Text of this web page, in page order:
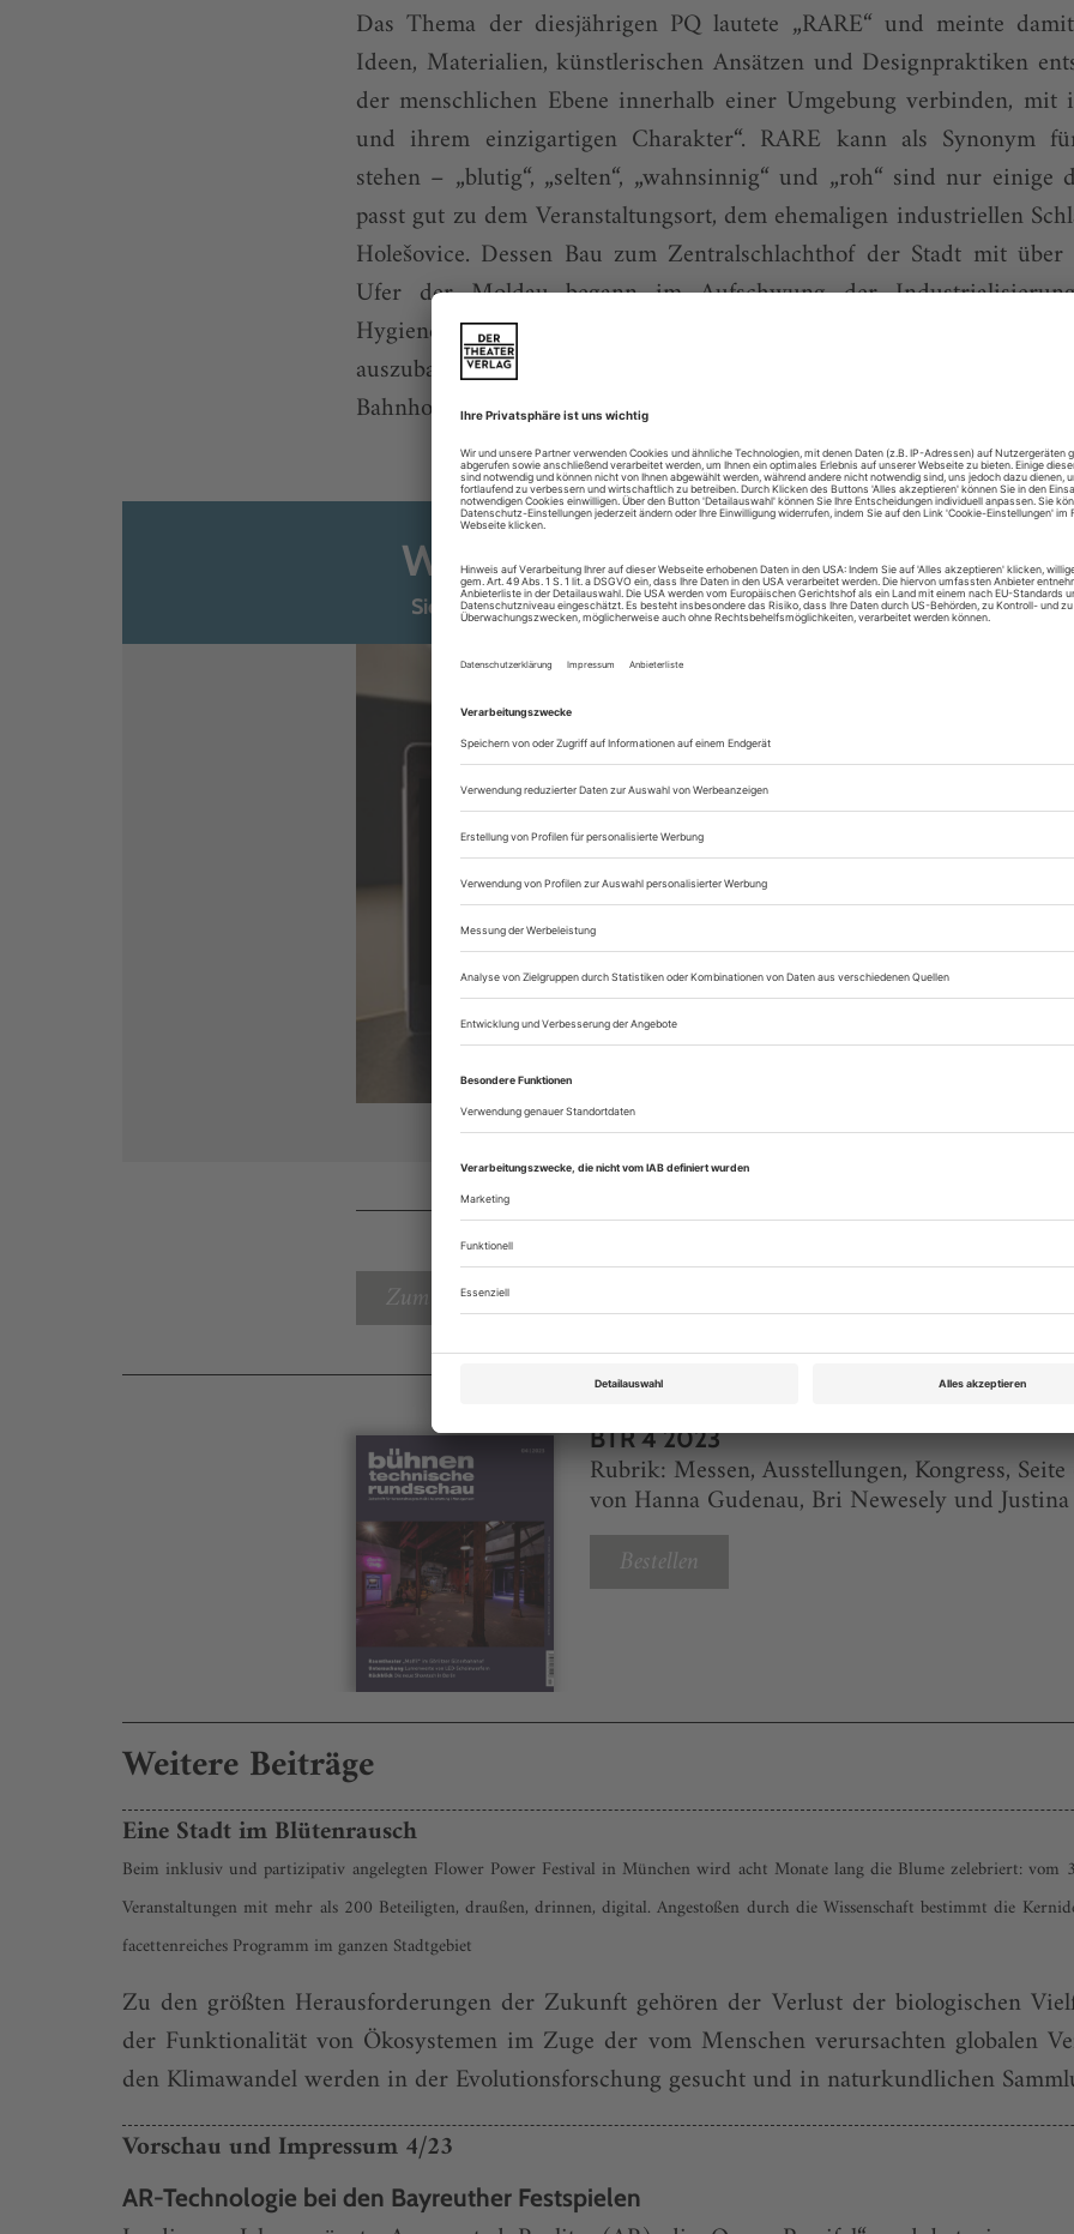
Das Thema der diesjährigen PQ lautete „RARE“ und meinte
Ideen, Materialien, künstlerischen Ansätzen und Designpraktiken
der menschlichen Ebene innerhalb einer Umgebung verbinden,
und ihrem einzigartigen Charakter“. RARE kann als Synonym
stehen – „blutig“, „selten“, „wahnsinnig“ und „roh“ sind nur einige
passt gut zu dem Veranstaltungsort, dem ehemaligen industriellen
Holešovice. Dessen Bau zum Zentralschlachthof der Stadt mit
Ufer der Moldau begann im Aufschwung der
Hygienestandards zu heben und die Fleischproduktion auf
auszubauen, wurde der Schlachthof aus dem Zentrum
Bahnhof für die ...
Weiterlesen mit dem digitalen
Sie sind bereits Abonnent der Bühnentechnischen Rundschau? Loggen
Alle
Lesegenuss auf
Zugang zum
Bühnentechnische
Sie können alle Vorteile
sofort nutzen
Zum Inhaltsverzeichnis
BTR 4 2023
Rubrik: Messen, Ausstellungen, Kongress,
von Hanna Gudenau, Bri Newesely und
Bestellen
Weitere Beiträge
Eine Stadt im Blütenrausch
Beim inklusiv und partizipativ angelegten Flower Power Festival in München wird acht Monate lang die Blume zelebriert:
Veranstaltungen mit mehr als 200 Beteiligten, draußen, drinnen, digital. Angestoßen durch die Wissenschaft bestimmt die
facettenreiches Programm im ganzen Stadtgebiet
Zu den größten Herausforderungen der Zukunft gehören der Verlust der biologischen
der Funktionalität von Ökosystemen im Zuge der vom Menschen verursachten globalen
den Klimawandel werden in der Evolutionsforschung gesucht und in naturkundlichen
Vorschau und Impressum 4/23
AR-Technologie bei den Bayreuther Festspielen